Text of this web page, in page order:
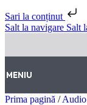
Sari la conținut
Salt la navigare Salt
MENIU
Prima pagină / Audio